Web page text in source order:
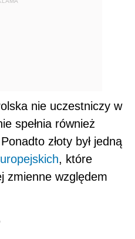
nie uczestniczy w
spełnia również
złoty był jedną
, które
zmienne względem